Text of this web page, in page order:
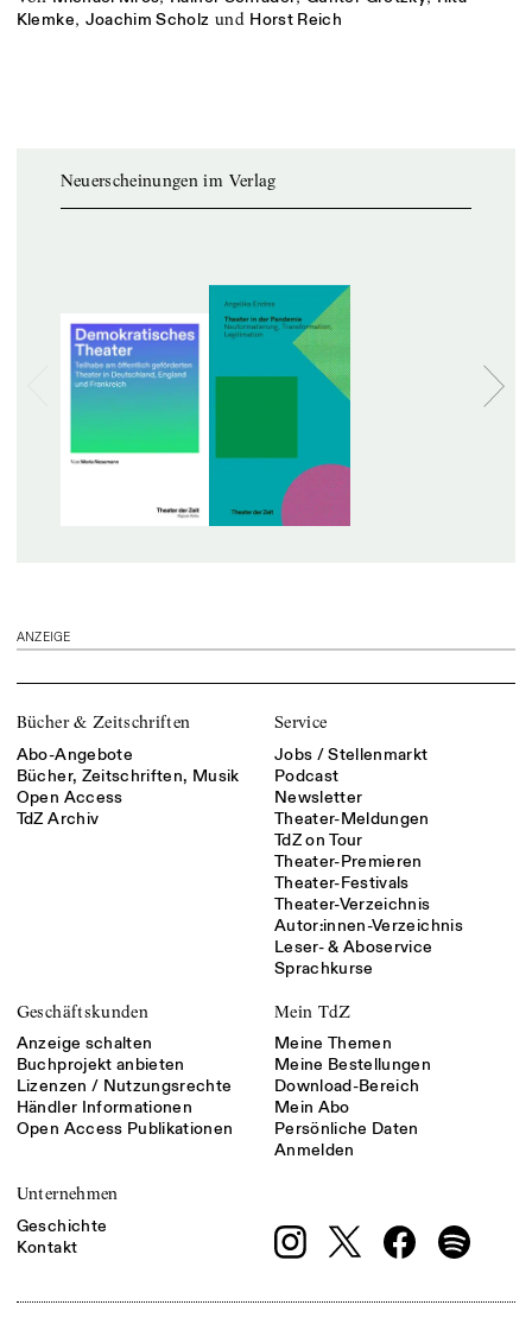
Klemke, Joachim Scholz und Horst Reich
Neuerscheinungen im Verlag
ANZEIGE
Bücher & Zeitschriften
Abo-Angebote
Bücher, Zeitschriften, Musik
Open Access
TdZ Archiv
Service
Jobs / Stellenmarkt
Podcast
Newsletter
Theater-Meldungen
TdZ on Tour
Theater-Premieren
Theater-Festivals
Theater-Verzeichnis
Autor:innen-Verzeichnis
Leser- & Aboservice
Sprachkurse
Geschäftskunden
Anzeige schalten
Buchprojekt anbieten
Lizenzen / Nutzungsrechte
Händler Informationen
Open Access Publikationen
Mein TdZ
Meine Themen
Meine Bestellungen
Download-Bereich
Mein Abo
Persönliche Daten
Anmelden
Unternehmen
Geschichte
Kontakt